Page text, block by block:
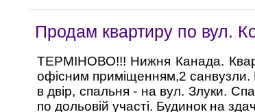
Продам квартиру по вул.
ТЕРМІНОВО!!! Нижня Канада.
офісним приміщенням,2 санвузли.
в двір, спальня - на вул. Злуки.
по дольовій участі. Будинок на